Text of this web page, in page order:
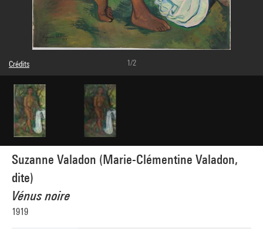
Suzanne Valadon (Marie-Clémentine Valadon,
dite)
Vénus noire
1919
Crédits
Domaine public
Crédit photographique : Centre Pompidou, MNAM-CCI/Bertrand Prévost/Dist.
GrandPalaisRmn
Réf. image : 4Y12334
Diffusion image :
GrandPalaisRmnPhoto
1/2